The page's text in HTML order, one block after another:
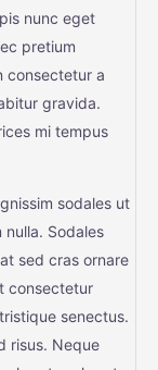
nunc eget
pretium
consectetur a
gravida.
mi tempus
sodales ut
Sodales
sed cras ornare
consectetur
senectus.
risus. Neque